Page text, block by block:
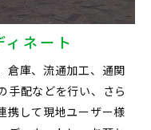
ネート
倉庫、流通加工、通関
手配などを行い、さら
携して現地ユーザー様